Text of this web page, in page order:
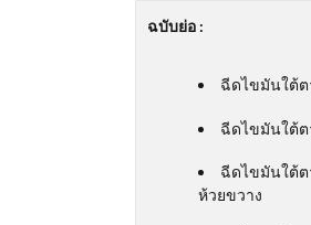
ฉบับย่อ :
ฉีดไขมันใต้ต
ฉีดไขมันใต้ต
ฉีดไขมันใต้ต
ห้วยขวาง